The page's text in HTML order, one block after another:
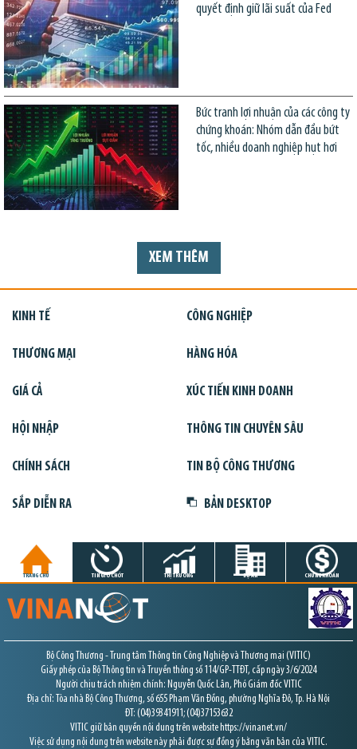
quyết định giữ lãi suất của Fed
Bức tranh lợi nhuận của các công ty
chứng khoán: Nhóm dẫn đầu bứt
tốc, nhiều doanh nghiệp hụt hơi
XEM THÊM
KINH TẾ CÔNG NGHIỆP
THƯƠNG MẠI HÀNG HÓA
GIÁ CẢ XÚC TIẾN KINH DOANH
HỘI NHẬP THÔNG TIN CHUYÊN SÂU
CHÍNH SÁCH TIN BỘ CÔNG THƯƠNG
SẮP DIỄN RA BẢN DESKTOP
TRANG CHỦ TIN GIỜ CHÓT THỊ TRƯỜNG DỰ ÁN CHỨNG KHOÁN
Bộ Công Thương - Trung tâm Thông tin Công Nghiệp và Thương mại (VITIC)
Giấy phép của Bộ Thông tin và Truyền thông số 114/GP-TTĐT, cấp ngày 3/6/2024
Người chịu trách nhiệm chính: Nguyễn Quốc Lân, Phó Giám đốc VITIC
Địa chỉ: Tòa nhà Bộ Công Thương, số 655 Phạm Văn Đồng, phường Nghĩa Đô, Tp. Hà Nội
ĐT: (04)39341911; (04)37153632
VITIC giữ bản quyền nội dung trên website https://vinanet.vn/
Việc sử dụng nội dung trên website này phải được sự đồng ý bằng văn bản của VITIC.